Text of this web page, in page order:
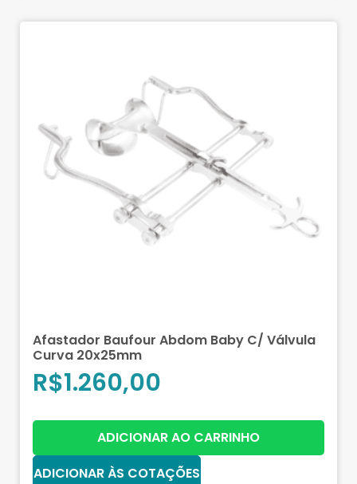
Afastador Baufour Abdom Baby C/ Válvula
Curva 20x25mm
R$1.260,00
ADICIONAR AO CARRINHO
ADICIONAR ÀS COTAÇÕES